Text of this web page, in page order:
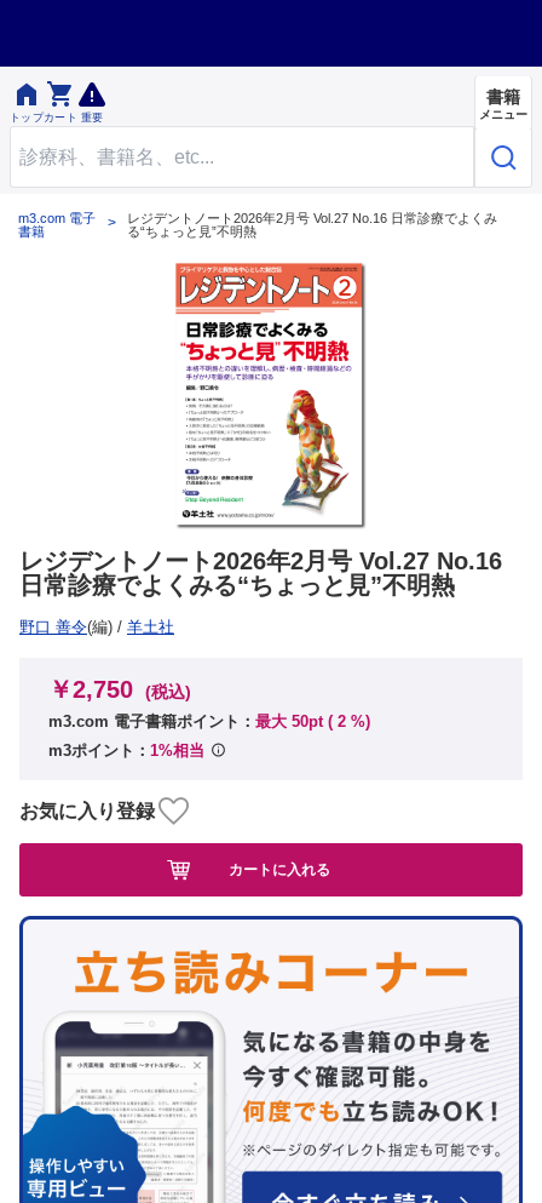

トップ

カート 重要
書籍
メニュー
m3.com 電子
書籍
レジデントノート2026年2月号 Vol.27 No.16 日常診療でよくみ
る“ちょっと見”不明熱
レジデントノート2026年2月号 Vol.27 No.16
日常診療でよくみる“ちょっと見”不明熱
野口 善令(編) / 羊土社
￥2,750 (税込)
m3.com 電子書籍ポイント： 最大 50pt ( 2 %)
m3ポイント： 1%相当
お気に入り登録
カートに入れる